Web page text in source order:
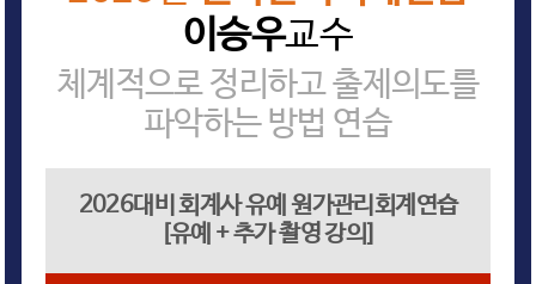
이승우교수
체계적으로 정리하고 출제의도를
파악하는 방법 연습
2026대비 회계사 유예 원가관리회계연습
[유예 + 추가 촬영 강의]